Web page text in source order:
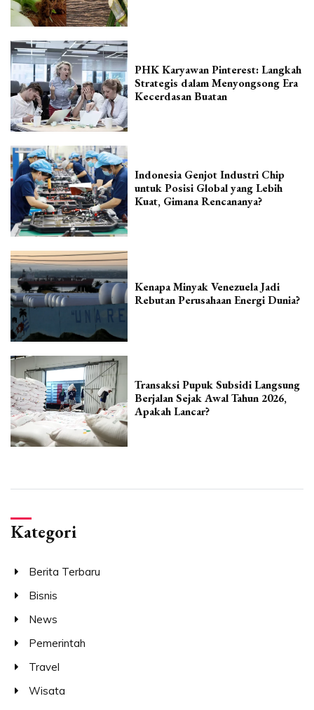
PHK Karyawan Pinterest: Langkah
Strategis dalam Menyongsong Era
Kecerdasan Buatan
Indonesia Genjot Industri Chip
untuk Posisi Global yang Lebih
Kuat, Gimana Rencananya?
Kenapa Minyak Venezuela Jadi
Rebutan Perusahaan Energi Dunia?
Transaksi Pupuk Subsidi Langsung
Berjalan Sejak Awal Tahun 2026,
Apakah Lancar?
Kategori
Berita Terbaru
Bisnis
News
Pemerintah
Travel
Wisata